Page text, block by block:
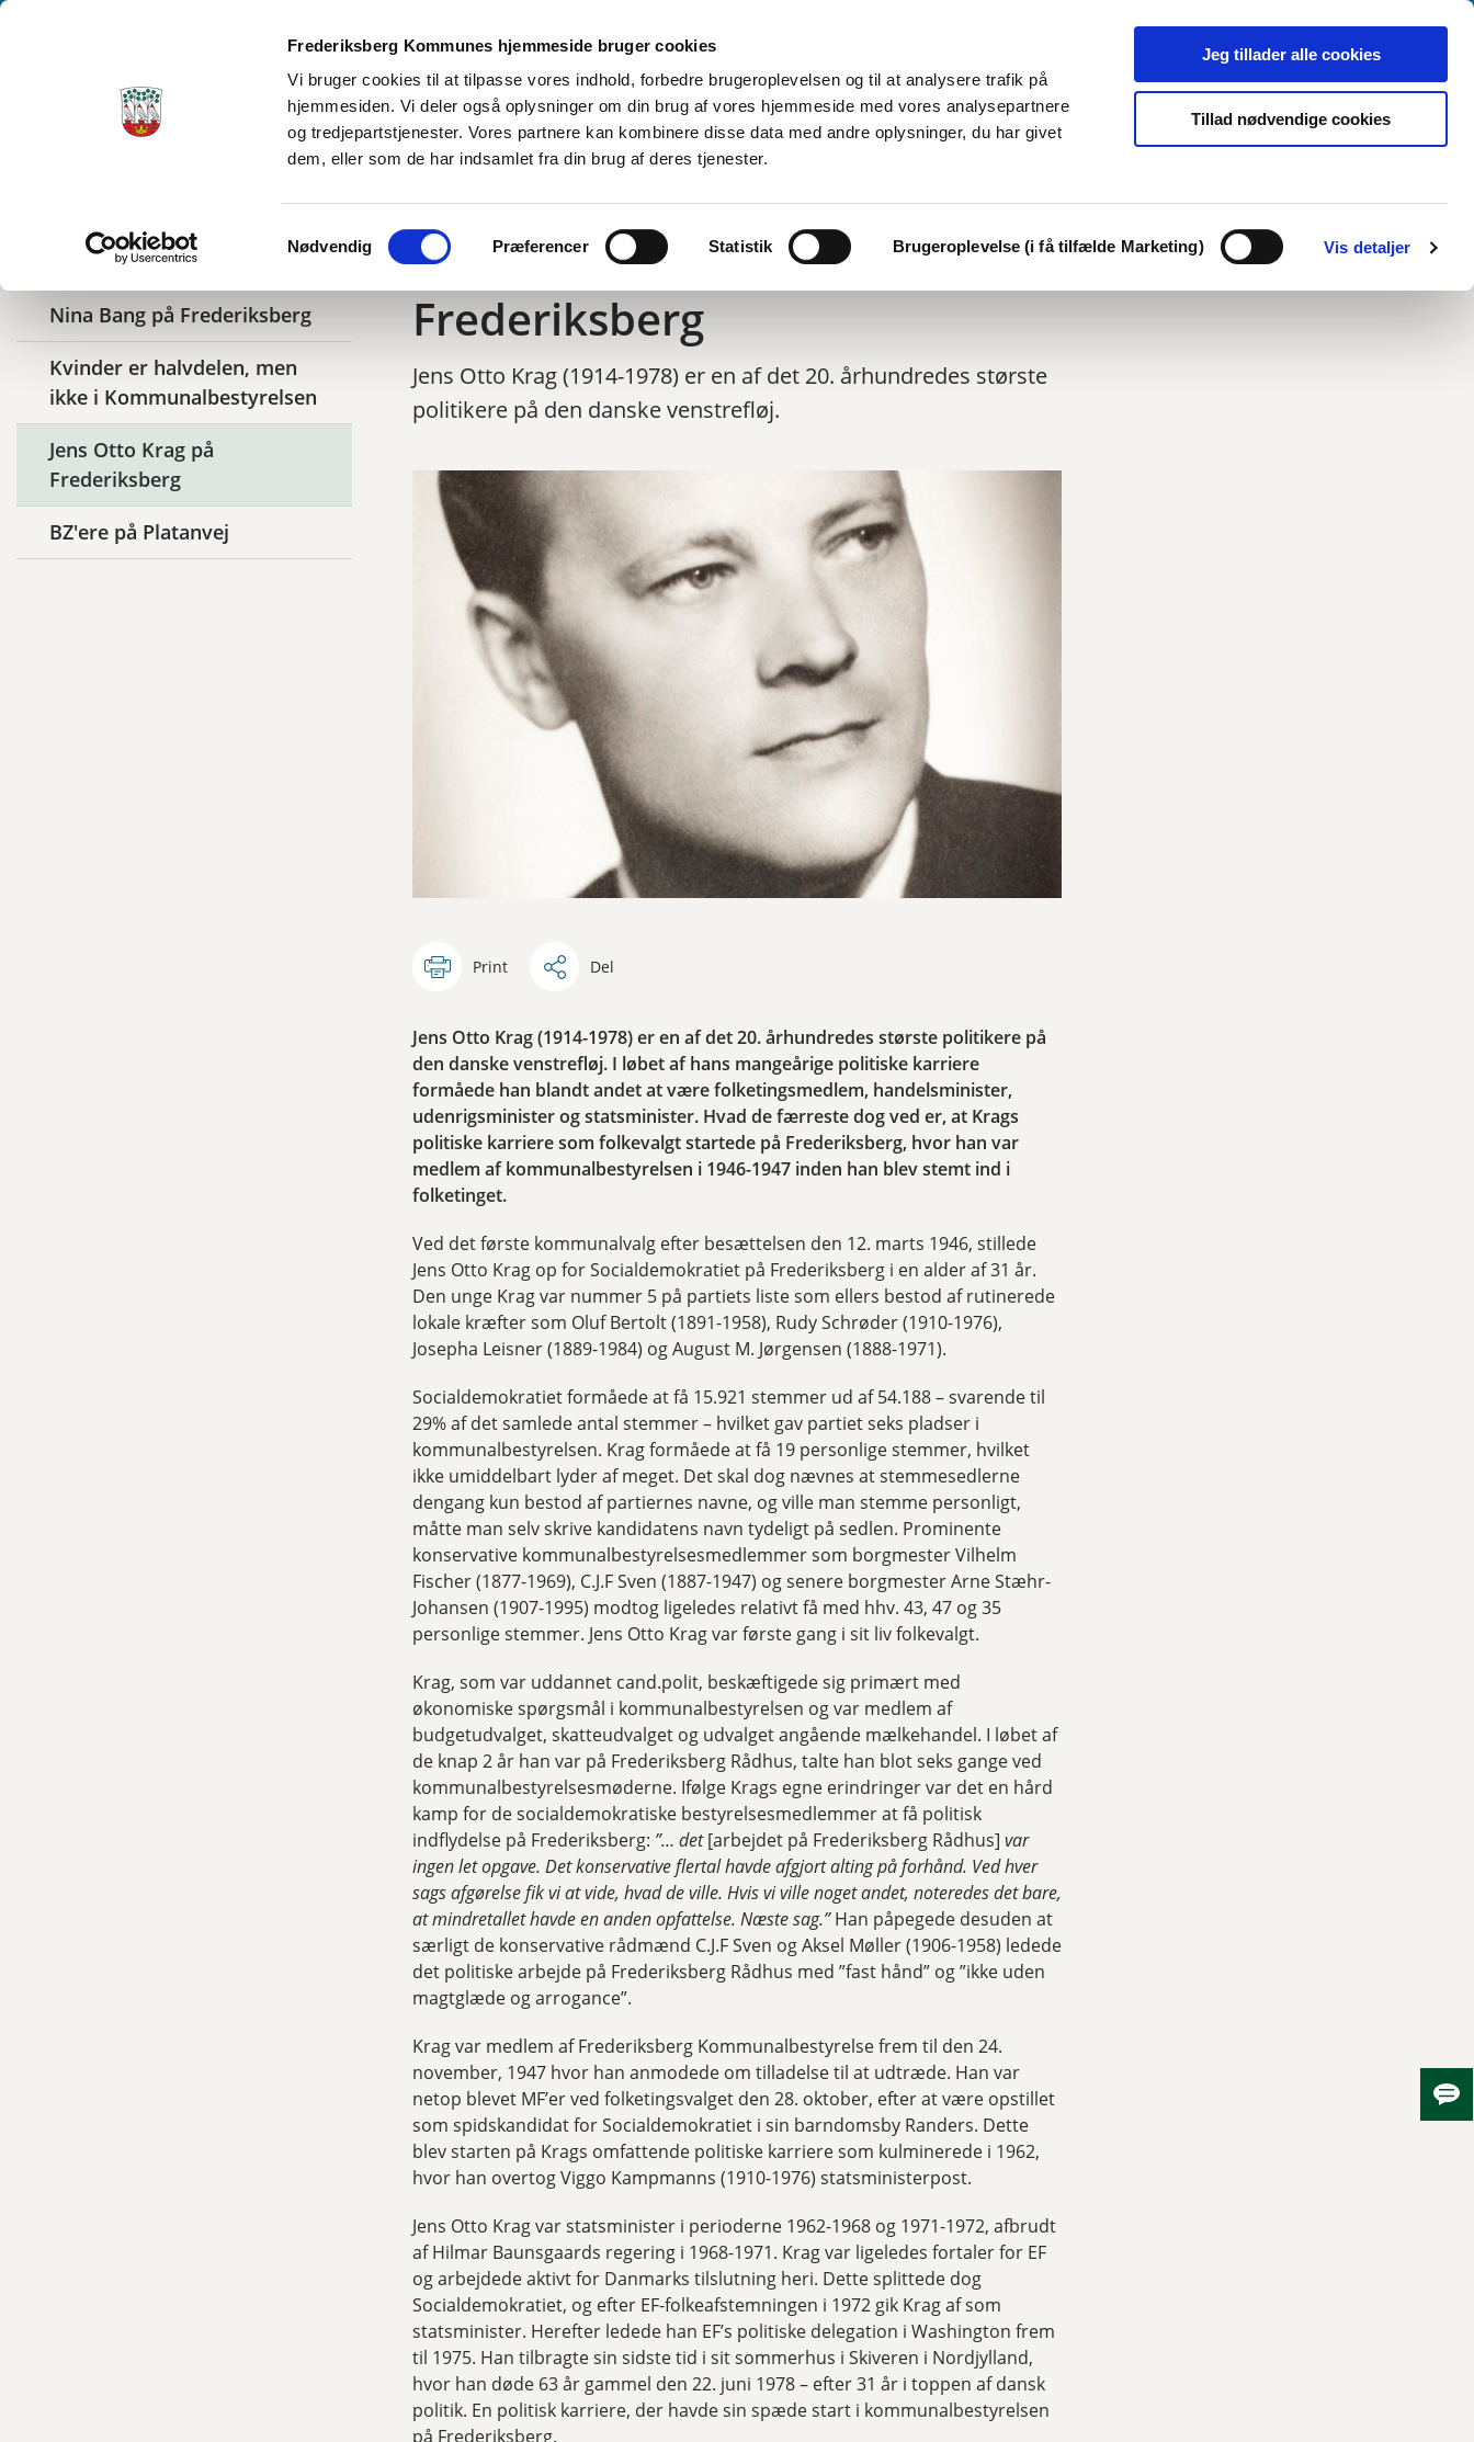
Frederiksberg Kommunes hjemmeside bruger cookies
Vi bruger cookies til at tilpasse vores indhold, forbedre brugeroplevelsen og til at analysere trafik på
hjemmesiden. Vi deler også oplysninger om din brug af vores hjemmeside med vores analysepartnere
og tredjepartstjenester. Vores partnere kan kombinere disse data med andre oplysninger, du har givet
dem, eller som de har indsamlet fra din brug af deres tjenester.
Nødvendig Præferencer Statistik Brugeroplevelse (i få tilfælde Marketing) Vis detaljer
Jeg tillader alle cookies
Tillad nødvendige cookies
Frederiksberg Stadsarkiv
Relaterede artikler
Nina Bang på Frederiksberg
Kvinder er halvdelen, men
ikke i Kommunalbestyrelsen
Jens Otto Krag på
Frederiksberg
BZ'ere på Platanvej
Jens Otto Krag på
Frederiksberg
Jens Otto Krag (1914-1978) er en af det 20. århundredes største
politikere på den danske venstrefløj.
Print Del
Jens Otto Krag (1914-1978) er en af det 20. århundredes største politikere på
den danske venstrefløj. I løbet af hans mangeårige politiske karriere
formåede han blandt andet at være folketingsmedlem, handelsminister,
udenrigsminister og statsminister. Hvad de færreste dog ved er, at Krags
politiske karriere som folkevalgt startede på Frederiksberg, hvor han var
medlem af kommunalbestyrelsen i 1946-1947 inden han blev stemt ind i
folketinget.
Ved det første kommunalvalg efter besættelsen den 12. marts 1946, stillede
Jens Otto Krag op for Socialdemokratiet på Frederiksberg i en alder af 31 år.
Den unge Krag var nummer 5 på partiets liste som ellers bestod af rutinerede
lokale kræfter som Oluf Bertolt (1891-1958), Rudy Schrøder (1910-1976),
Josepha Leisner (1889-1984) og August M. Jørgensen (1888-1971).
Socialdemokratiet formåede at få 15.921 stemmer ud af 54.188 – svarende til
29% af det samlede antal stemmer – hvilket gav partiet seks pladser i
kommunalbestyrelsen. Krag formåede at få 19 personlige stemmer, hvilket
ikke umiddelbart lyder af meget. Det skal dog nævnes at stemmesedlerne
dengang kun bestod af partiernes navne, og ville man stemme personligt,
måtte man selv skrive kandidatens navn tydeligt på sedlen. Prominente
konservative kommunalbestyrelsesmedlemmer som borgmester Vilhelm
Fischer (1877-1969), C.J.F Sven (1887-1947) og senere borgmester Arne Stæhr-
Johansen (1907-1995) modtog ligeledes relativt få med hhv. 43, 47 og 35
personlige stemmer. Jens Otto Krag var første gang i sit liv folkevalgt.
Krag, som var uddannet cand.polit, beskæftigede sig primært med
økonomiske spørgsmål i kommunalbestyrelsen og var medlem af
budgetudvalget, skatteudvalget og udvalget angående mælkehandel. I løbet af
de knap 2 år han var på Frederiksberg Rådhus, talte han blot seks gange ved
kommunalbestyrelsesmøderne. Ifølge Krags egne erindringer var det en hård
kamp for de socialdemokratiske bestyrelsesmedlemmer at få politisk
indflydelse på Frederiksberg: ”… det[arbejdet på Frederiksberg Rådhus] var
ingen let opgave. Det konservative flertal havde afgjort alting på forhånd. Ved hver
sags afgørelse fik vi at vide, hvad de ville. Hvis vi ville noget andet, noteredes det bare,
at mindretallet havde en anden opfattelse. Næste sag.”Han påpegede desuden at
særligt de konservative rådmænd C.J.F Sven og Aksel Møller (1906-1958) ledede
det politiske arbejde på Frederiksberg Rådhus med ”fast hånd” og ”ikke uden
magtglæde og arrogance”.
Krag var medlem af Frederiksberg Kommunalbestyrelse frem til den 24.
november, 1947 hvor han anmodede om tilladelse til at udtræde. Han var
netop blevet MF’er ved folketingsvalget den 28. oktober, efter at være opstillet
som spidskandidat for Socialdemokratiet i sin barndomsby Randers. Dette
blev starten på Krags omfattende politiske karriere som kulminerede i 1962,
hvor han overtog Viggo Kampmanns (1910-1976) statsministerpost.
Jens Otto Krag var statsminister i perioderne 1962-1968 og 1971-1972, afbrudt
af Hilmar Baunsgaards regering i 1968-1971. Krag var ligeledes fortaler for EF
og arbejdede aktivt for Danmarks tilslutning heri. Dette splittede dog
Socialdemokratiet, og efter EF-folkeafstemningen i 1972 gik Krag af som
statsminister. Herefter ledede han EF’s politiske delegation i Washington frem
til 1975. Han tilbragte sin sidste tid i sit sommerhus i Skiveren i Nordjylland,
hvor han døde 63 år gammel den 22. juni 1978 – efter 31 år i toppen af dansk
politik. En politisk karriere, der havde sin spæde start i kommunalbestyrelsen
på Frederiksberg.